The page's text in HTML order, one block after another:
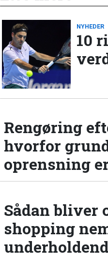
NYHEDER
10
Rengøring
hvorfor
oprensning
Sådan bliver
shopping